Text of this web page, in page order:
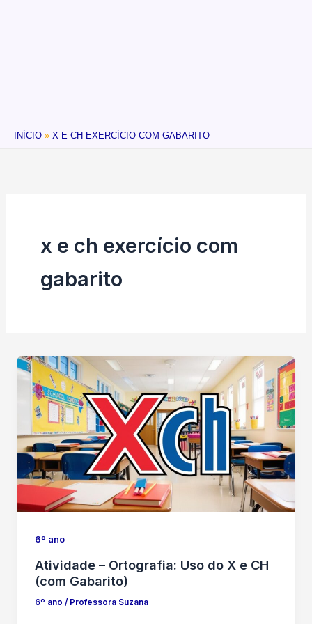
INÍCIO X E CH EXERCÍCIO COM GABARITO
x e ch exercício com
gabarito
6º ano
Atividade – Ortografia: Uso do X e CH
(com Gabarito)
6º ano / Professora Suzana